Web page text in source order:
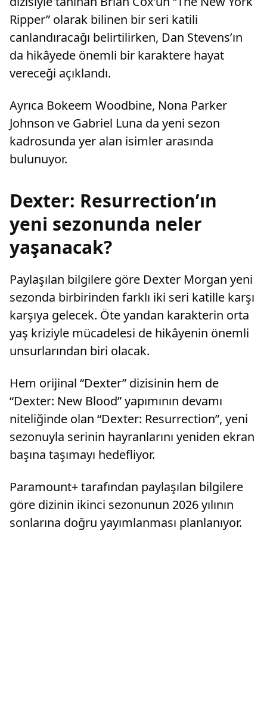
Ripper” olarak bilinen bir seri katili
canlandıracağı belirtilirken, Dan Stevens’ın
da hikâyede önemli bir karaktere hayat
vereceği açıklandı.
Ayrıca Bokeem Woodbine, Nona Parker
Johnson ve Gabriel Luna da yeni sezon
kadrosunda yer alan isimler arasında
bulunuyor.
Dexter: Resurrection’ın
yeni sezonunda neler
yaşanacak?
Paylaşılan bilgilere göre Dexter Morgan yeni
sezonda birbirinden farklı iki seri katille karşı
karşıya gelecek. Öte yandan karakterin orta
yaş kriziyle mücadelesi de hikâyenin önemli
unsurlarından biri olacak.
Hem orijinal “Dexter” dizisinin hem de
“Dexter: New Blood” yapımının devamı
niteliğinde olan “Dexter: Resurrection”, yeni
sezonuyla serinin hayranlarını yeniden ekran
başına taşımayı hedefliyor.
Paramount+ tarafından paylaşılan bilgilere
göre dizinin ikinci sezonunun 2026 yılının
sonlarına doğru yayımlanması planlanıyor.